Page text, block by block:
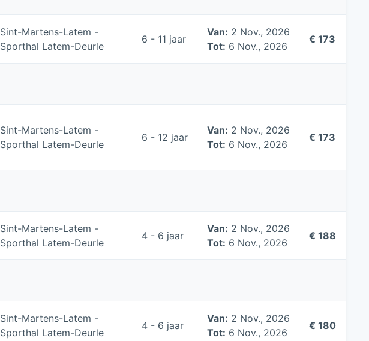
Sint-Martens-Latem -
Sporthal Latem-Deurle
6 - 11 jaar
Van: 2 Nov., 2026
Tot: 6 Nov., 2026
€ 173
Sint-Martens-Latem -
Sporthal Latem-Deurle
6 - 12 jaar
Van: 2 Nov., 2026
Tot: 6 Nov., 2026
€ 173
Sint-Martens-Latem -
Sporthal Latem-Deurle
4 - 6 jaar
Van: 2 Nov., 2026
Tot: 6 Nov., 2026
€ 188
Sint-Martens-Latem -
Sporthal Latem-Deurle
4 - 6 jaar
Van: 2 Nov., 2026
Tot: 6 Nov., 2026
€ 180